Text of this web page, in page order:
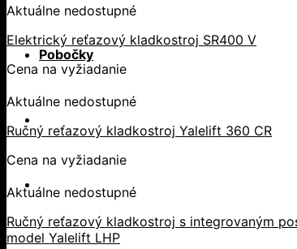
Pobočky
Aktuálne nedostupné
Elektrický reťazový kladkostroj SR400 V
Cena na vyžiadanie
Aktuálne nedostupné
Ručný reťazový kladkostroj Yalelift 360 CR
Cena na vyžiadanie
Aktuálne nedostupné
Ručný reťazový kladkostroj s integrovaným
model Yalelift LHP